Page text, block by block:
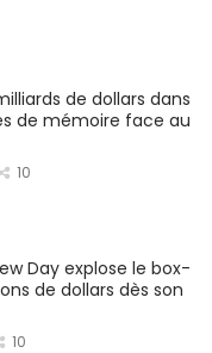
de dollars dans
de mémoire face au
10
Day explose le box-
de dollars dès son
10